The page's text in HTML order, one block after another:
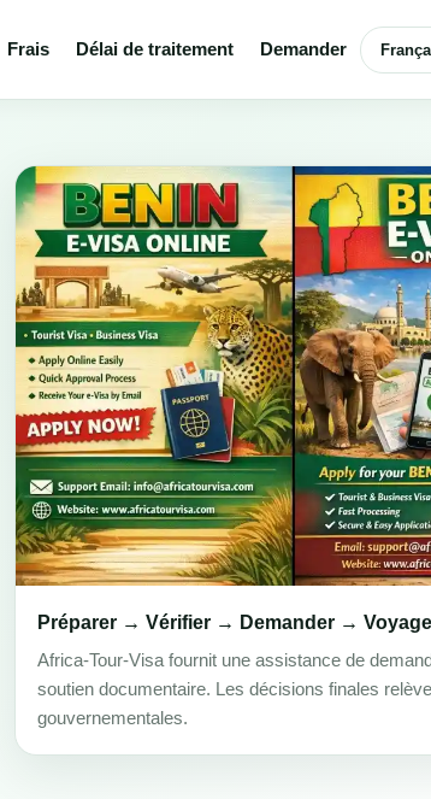
Frais Délai de traitement Demander Choisir
Préparer → Vérifier → Demander →
Africa-Tour-Visa fournit une assistance de
soutien documentaire. Les décisions finales
gouvernementales.